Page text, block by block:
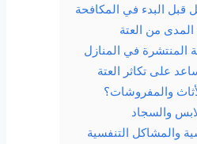
البدء في المكافحة
من العتة
المنتشرة في المنازل
على تكاثر العتة
والمفروشات؟
والسجاد
والمشاكل التنفسية